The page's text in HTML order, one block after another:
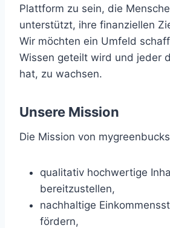
Plattform zu sein, die
unterstützt, ihre finanziellen
Wir möchten ein Umfeld
Wissen geteilt wird und jeder
hat, zu wachsen.
Unsere Mission
Die Mission von
qualitativ hochwertige
bereitzustellen,
nachhaltige
fördern,